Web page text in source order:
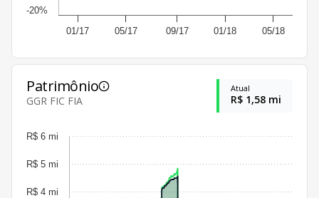
01/17 05/17 09/17 01/18 05/18
-20%
Patrimônio
GGR FIC FIA
Atual
R$ 1,58 mi
R$ 4 mi
R$ 5 mi
R$ 6 mi